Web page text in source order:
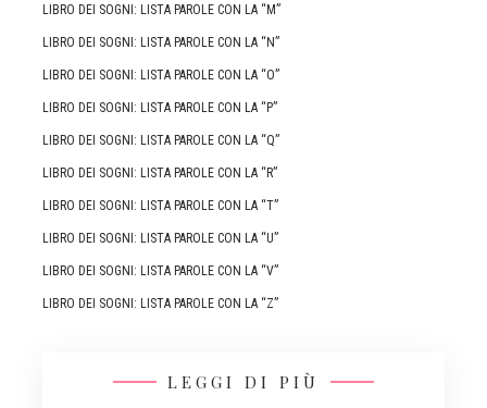
LIBRO DEI SOGNI: LISTA PAROLE CON LA “M”
LIBRO DEI SOGNI: LISTA PAROLE CON LA “N”
LIBRO DEI SOGNI: LISTA PAROLE CON LA “O”
LIBRO DEI SOGNI: LISTA PAROLE CON LA “P”
LIBRO DEI SOGNI: LISTA PAROLE CON LA “Q”
LIBRO DEI SOGNI: LISTA PAROLE CON LA “R”
LIBRO DEI SOGNI: LISTA PAROLE CON LA “T”
LIBRO DEI SOGNI: LISTA PAROLE CON LA “U”
LIBRO DEI SOGNI: LISTA PAROLE CON LA “V”
LIBRO DEI SOGNI: LISTA PAROLE CON LA “Z”
LEGGI DI PIÙ